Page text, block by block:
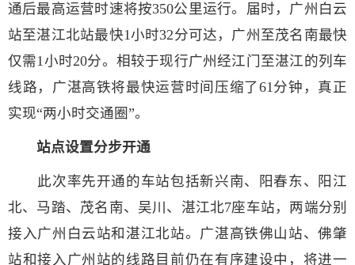
通后最高运营时速将按350公里运行。届时，广州白云
站至湛江北站最快1小时32分可达，广州至茂名南最快
仅需1小时20分。相较于现行广州经江门至湛江的列车
线路，广湛高铁将最快运营时间压缩了61分钟，真正
实现“两小时交通圈”。
站点设置分步开通
此次率先开通的车站包括新兴南、阳春东、阳江
北、马踏、茂名南、吴川、湛江北7座车站，两端分别
接入广州白云站和湛江北站。广湛高铁佛山站、佛肇
站和接入广州站的线路目前仍在有序建设中，将进一